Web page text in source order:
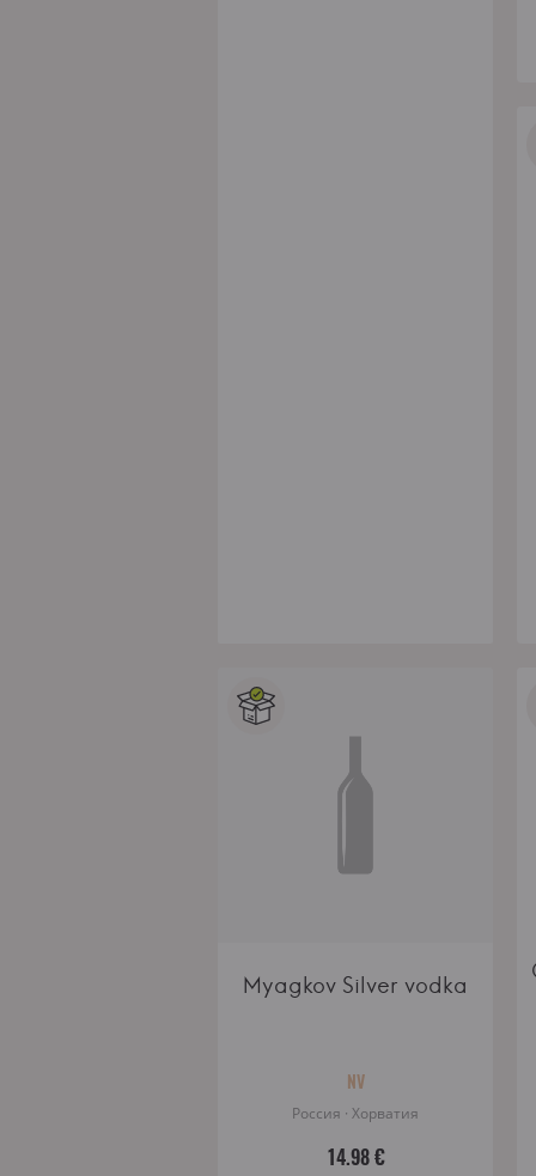
Myagkov Silver vodka
NV
Россия · Хорватия
14.98 €